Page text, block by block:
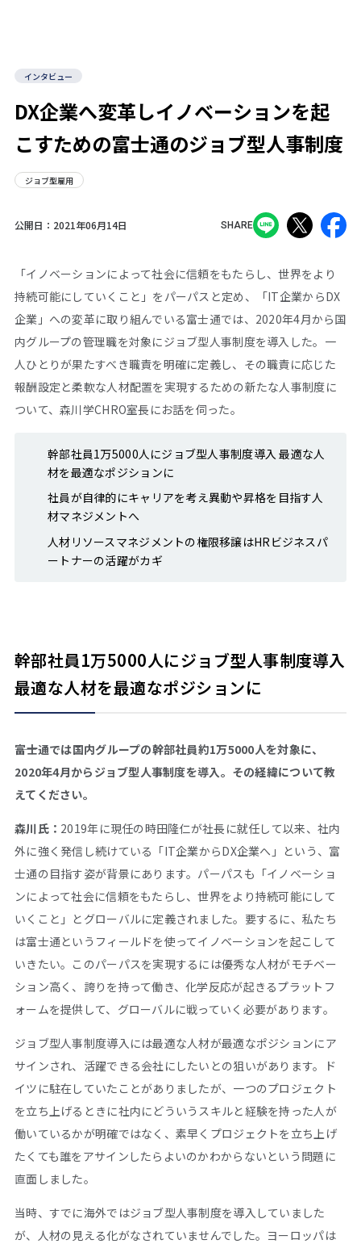
インタビュー
DX企業へ変革しイノベーションを起
こすための富士通のジョブ型人事制度
ジョブ型雇用
公開日： 2021年06月14日 SHARE
「イノベーションによって社会に信頼をもたらし、世界をより
持続可能にしていくこと」をパーパスと定め、「IT企業からDX
企業」への変革に取り組んでいる富士通では、2020年4月から国
内グループの管理職を対象にジョブ型人事制度を導入した。一
人ひとりが果たすべき職責を明確に定義し、その職責に応じた
報酬設定と柔軟な人材配置を実現するための新たな人事制度に
ついて、森川学CHRO室長にお話を伺った。
幹部社員1万5000人にジョブ型人事制度導入 最適な人
材を最適なポジションに
社員が自律的にキャリアを考え異動や昇格を目指す人
材マネジメントへ
人材リソースマネジメントの権限移譲はHRビジネスパ
ートナーの活躍がカギ
幹部社員1万5000人にジョブ型人事制度導入
最適な人材を最適なポジションに
――富士通では国内グループの幹部社員約1万5000人を対象に、
2020年4月からジョブ型人事制度を導入。その経緯について教
えてください。
森川氏： 2019年に現任の時田隆仁が社長に就任して以来、社内
外に強く発信し続けている「IT企業からDX企業へ」という、富
士通の目指す姿が背景にあります。パーパスも「イノベーショ
ンによって社会に信頼をもたらし、世界をより持続可能にして
いくこと」とグローバルに定義されました。要するに、私たち
は富士通というフィールドを使ってイノベーションを起こして
いきたい。このパーパスを実現するには優秀な人材がモチベー
ション高く、誇りを持って働き、化学反応が起きるプラットフ
ォームを提供して、グローバルに戦っていく必要があります。
ジョブ型人事制度導入には最適な人材が最適なポジションにア
サインされ、活躍できる会社にしたいとの狙いがあります。ド
イツに駐在していたことがありましたが、一つのプロジェクト
を立ち上げるときに社内にどういうスキルと経験を持った人が
働いているかが明確ではなく、素早くプロジェクトを立ち上げ
たくても誰をアサインしたらよいのかわからないという問題に
直面しました。
当時、すでに海外ではジョブ型人事制度を導入していました
が、人材の見える化がなされていませんでした。ヨーロッパは